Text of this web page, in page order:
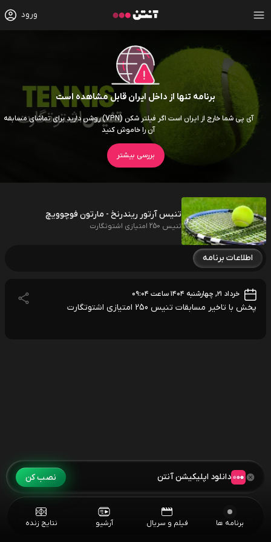
ورود
برنامه تنها از داخل ایران قابل مشاهده است
آی پی شما خارج از ایران است اگر فیلتر شکن (VPN) روشن دارید برای تماشای مسابقه
آن را خاموش کنید
بررسی بیشتر
تنیس آرتور ریندرنخ - مارتون فوچوویچ
تنیس 250 امتیازی اشتوتگارت
اطلاعات برنامه
خرداد ۲۱, چهارشنبه ۱۴۰۴ ساعت ۰۹:۰۴
پخش با تاخیر مسابقات تنیس 250 امتیازی اشتوتگارت
برنامه ها فیلم و سریال آرشیو نتایج زنده
دانلود اپلیکیشن آنتن نصب کن